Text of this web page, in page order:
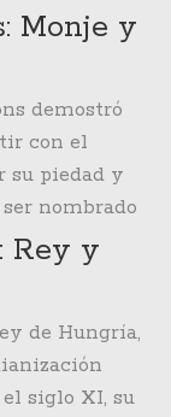
su vida es un
amistad
nos
un lazo que
amistad
Monje y
demostró
con el
su piedad y
nombrado
oración, la
lo hizo
Las
cada
Rey y
de Hungría,
siglo XI, su